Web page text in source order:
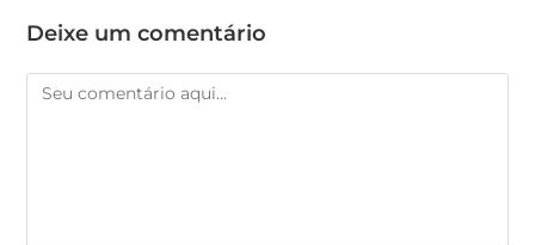
Deixe um comentário